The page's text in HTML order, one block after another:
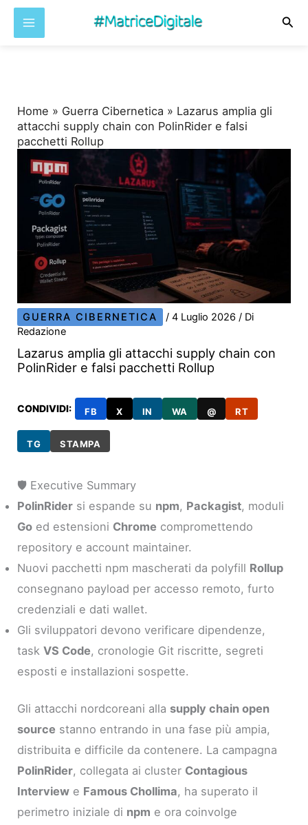
Home » Guerra Cibernetica » Lazarus amplia gli
attacchi supply chain con PolinRider e falsi
pacchetti Rollup
GUERRA CIBERNETICA /4 Luglio 2026/ Di
Redazione
Lazarus amplia gli attacchi supply chain con
PolinRider e falsi pacchetti Rollup
CONDIVIDI: FB X IN WA @ RT
TG STAMPA
🛡️ Executive Summary
PolinRider si espande su npm, Packagist, moduli
Go ed estensioni Chrome compromettendo
repository e account maintainer.
Nuovi pacchetti npm mascherati da polyfill Rollup
consegnano payload per accesso remoto, furto
credenziali e dati wallet.
Gli sviluppatori devono verificare dipendenze,
taskVS Code, cronologie Git riscritte, segreti
esposti e installazioni sospette.
Gli attacchi nordcoreani alla supply chain open
source stanno entrando in una fase più ampia,
distribuita e difficile da contenere. La campagna
PolinRider, collegata ai cluster Contagious
Interview e Famous Chollima, ha superato il
perimetro iniziale di npm e ora coinvolge